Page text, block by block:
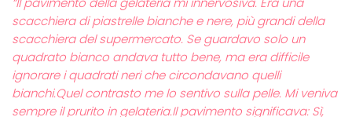
scacchiera di piastrelle bianche e nere, più grandi della
scacchiera del supermercato. Se guardavo solo un
quadrato bianco andava tutto bene, ma era difficile
ignorare i quadrati neri che circondavano quelli
bianchi.Quel contrasto me lo sentivo sulla pelle. Mi veniva
sempre il prurito in gelateria.Il pavimento significava: Sì,